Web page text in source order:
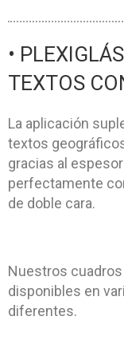
•
TEXTOS
La aplicación
textos
gracias al
perfectamente
de doble cara.
Nuestros
disponibles en
diferentes.